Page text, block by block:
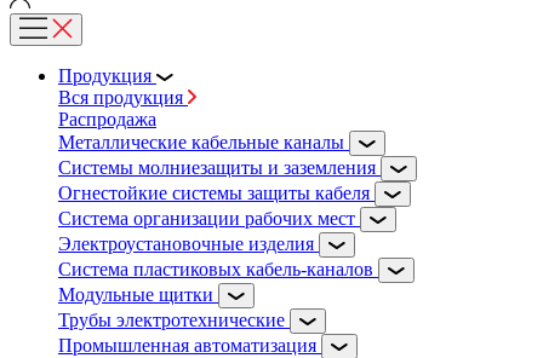
Продукция
Вся продукция
Распродажа
Металлические кабельные каналы
Системы молниезащиты и заземления
Огнестойкие системы защиты кабеля
Система организации рабочих мест
Электроустановочные изделия
Система пластиковых кабель-каналов
Модульные щитки
Трубы электротехнические
Промышленная автоматизация